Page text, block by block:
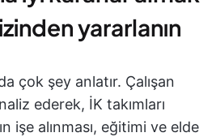
yararlanın
çok şey anlatır. Çalışan
ederek, İK takımları
işe alınması, eğitimi ve elde